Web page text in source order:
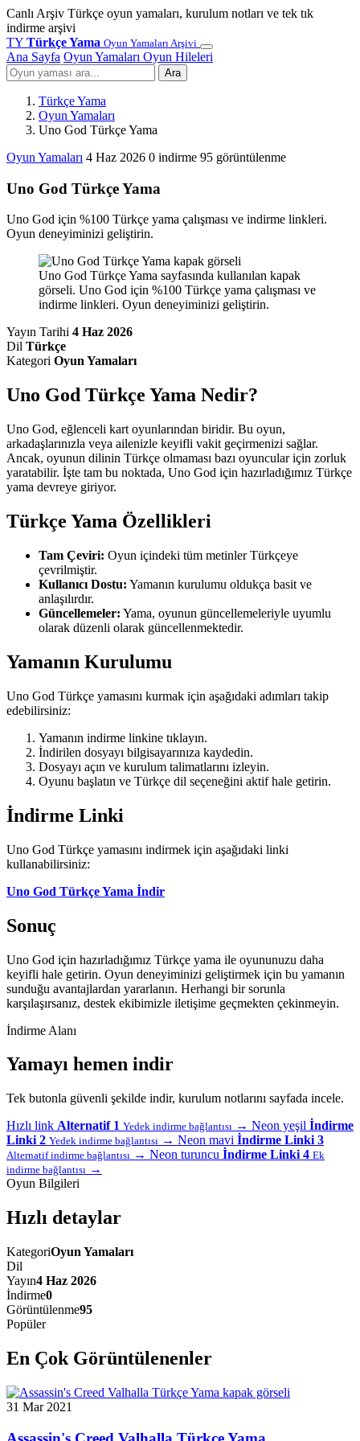
Canlı Arşiv Türkçe oyun yamaları, kurulum notları ve tek tık
indirme arşivi
TY Türkçe Yama Oyun Yamaları Arşivi
Ana Sayfa Oyun Yamaları Oyun Hileleri
Ara
Türkçe Yama
Oyun Yamaları
Uno God Türkçe Yama
Oyun Yamaları 4 Haz 2026 0 indirme 95 görüntülenme
Uno God Türkçe Yama
Uno God için %100 Türkçe yama çalışması ve indirme linkleri.
Oyun deneyiminizi geliştirin.
Uno God Türkçe Yama sayfasında kullanılan kapak
görseli. Uno God için %100 Türkçe yama çalışması ve
indirme linkleri. Oyun deneyiminizi geliştirin.
Yayın Tarihi 4 Haz 2026
Dil Türkçe
Kategori Oyun Yamaları
Uno God Türkçe Yama Nedir?
Uno God, eğlenceli kart oyunlarından biridir. Bu oyun,
arkadaşlarınızla veya ailenizle keyifli vakit geçirmenizi sağlar.
Ancak, oyunun dilinin Türkçe olmaması bazı oyuncular için zorluk
yaratabilir. İşte tam bu noktada, Uno God için hazırladığımız Türkçe
yama devreye giriyor.
Türkçe Yama Özellikleri
Tam Çeviri: Oyun içindeki tüm metinler Türkçeye
çevrilmiştir.
Kullanıcı Dostu: Yamanın kurulumu oldukça basit ve
anlaşılırdır.
Güncellemeler: Yama, oyunun güncellemeleriyle uyumlu
olarak düzenli olarak güncellenmektedir.
Yamanın Kurulumu
Uno God Türkçe yamasını kurmak için aşağıdaki adımları takip
edebilirsiniz:
Yamanın indirme linkine tıklayın.
İndirilen dosyayı bilgisayarınıza kaydedin.
Dosyayı açın ve kurulum talimatlarını izleyin.
Oyunu başlatın ve Türkçe dil seçeneğini aktif hale getirin.
İndirme Linki
Uno God Türkçe yamasını indirmek için aşağıdaki linki
kullanabilirsiniz:
Uno God Türkçe Yama İndir
Sonuç
Uno God için hazırladığımız Türkçe yama ile oyununuzu daha
keyifli hale getirin. Oyun deneyiminizi geliştirmek için bu yamanın
sunduğu avantajlardan yararlanın. Herhangi bir sorunla
karşılaşırsanız, destek ekibimizle iletişime geçmekten çekinmeyin.
İndirme Alanı
Yamayı hemen indir
Tek butonla güvenli şekilde indir, kurulum notlarını sayfada incele.
Hızlı link Alternatif 1 Yedek indirme bağlantısı → Neon yeşil İndirme
Linki 2 Yedek indirme bağlantısı → Neon mavi İndirme Linki 3
Alternatif indirme bağlantısı → Neon turuncu İndirme Linki 4 Ek
indirme bağlantısı →
Oyun Bilgileri
Hızlı detaylar
KategoriOyun Yamaları
Dil
Yayın4 Haz 2026
İndirme0
Görüntülenme95
Popüler
En Çok Görüntülenenler
31 Mar 2021